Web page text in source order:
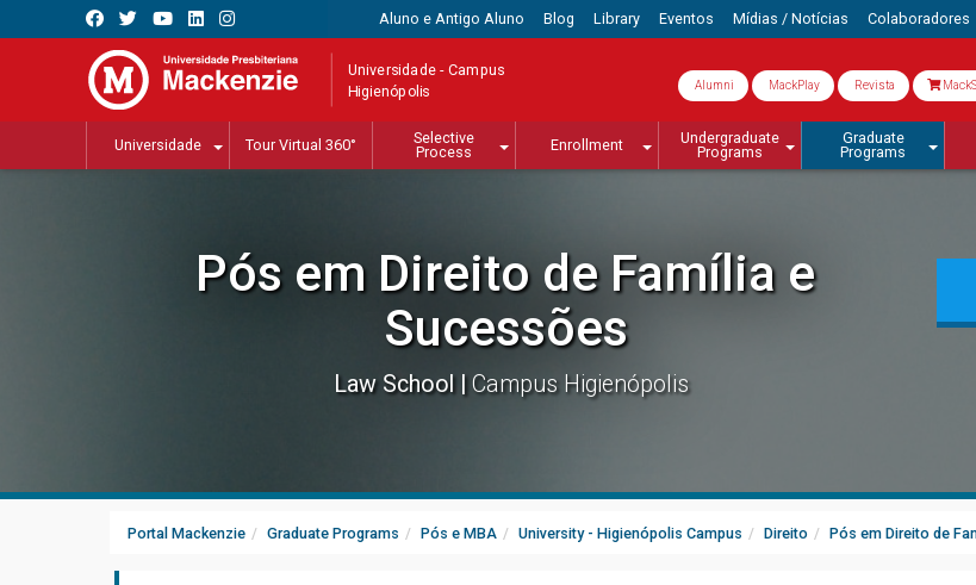
Aluno e Antigo Aluno Blog Library Eventos Mídias / Notícias Colaboradores
Universidade - Campus
Higienópolis Alumni MackPlay Revista
Universidade Tour Virtual 360°
Selective
Process
Enrollment
Undergraduate
Programs
Graduate
Programs
Pós em Direito de Família e
Sucessões
Law School Campus Higienópolis
Portal Mackenzie Graduate Programs Pós e MBA University - Higienópolis Campus Direito Pós em Direito de